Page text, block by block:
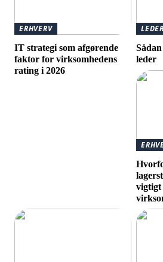
ERHVERV
IT strategi som afgørende
faktor for virksomhedens
rating i 2026
leder
vigtigt